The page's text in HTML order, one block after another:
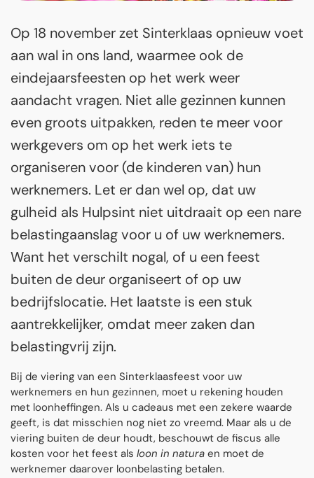
Op 18 november zet Sinterklaas opnieuw voet
aan wal in ons land, waarmee ook de
eindejaarsfeesten op het werk weer
aandacht vragen. Niet alle gezinnen kunnen
even groots uitpakken, reden te meer voor
werkgevers om op het werk iets te
organiseren voor (de kinderen van) hun
werknemers. Let er dan wel op, dat uw
gulheid als Hulpsint niet uitdraait op een nare
belastingaanslag voor u of uw werknemers.
Want het verschilt nogal, of u een feest
buiten de deur organiseert of op uw
bedrijfslocatie. Het laatste is een stuk
aantrekkelijker, omdat meer zaken dan
belastingvrij zijn.
Bij de viering van een Sinterklaasfeest voor uw
werknemers en hun gezinnen, moet u rekening houden
met loonheffingen. Als u cadeaus met een zekere waarde
geeft, is dat misschien nog niet zo vreemd. Maar als u de
viering buiten de deur houdt, beschouwt de fiscus alle
kosten voor het feest als loon in natura en moet de
werknemer daarover loonbelasting betalen.